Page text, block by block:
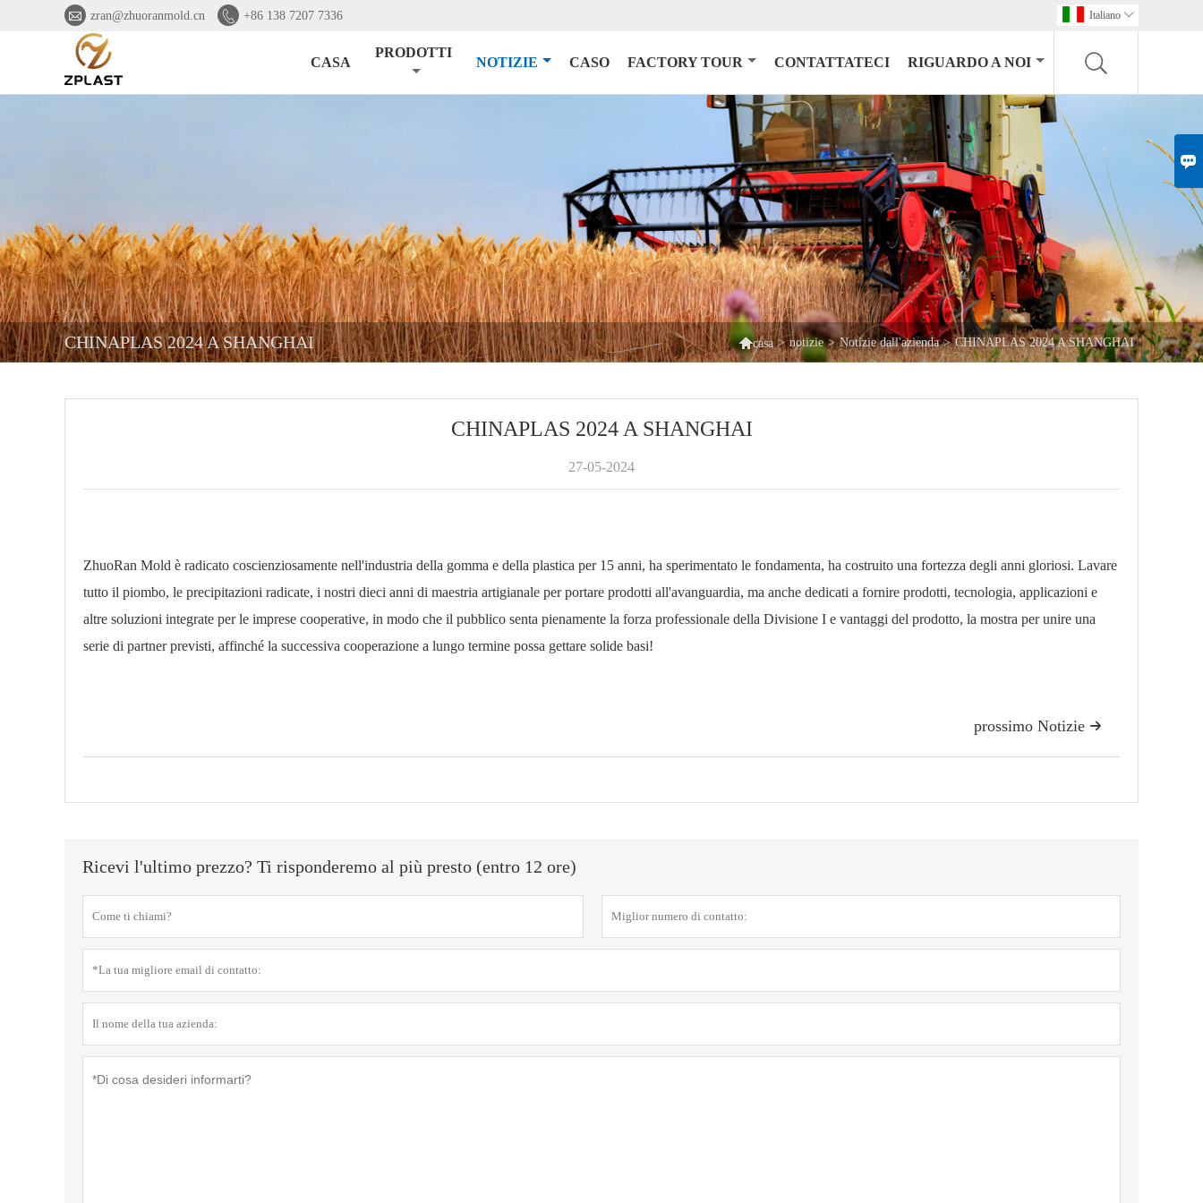

 zran@zhuoranmold.cn  +86 138 7207 7336 Italiano 
CASA
PRODOTTI
NOTIZIE CASO FACTORY TOUR CONTATTATECI RIGUARDO A NOI
CHINAPLAS 2024 A SHANGHAI casa > notizie > Notizie dall'azienda > CHINAPLAS 2024 A SHANGHAI
CHINAPLAS 2024 A SHANGHAI
27-05-2024
ZhuoRan Mold è radicato coscienziosamente nell'industria della gomma e della plastica per 15 anni, ha sperimentato le fondamenta, ha costruito una fortezza degli anni gloriosi. Lavare
tutto il piombo, le precipitazioni radicate, i nostri dieci anni di maestria artigianale per portare prodotti all'avanguardia, ma anche dedicati a fornire prodotti, tecnologia, applicazioni e
altre soluzioni integrate per le imprese cooperative, in modo che il pubblico senta pienamente la forza professionale della Divisione I e vantaggi del prodotto, la mostra per unire una
serie di partner previsti, affinché la successiva cooperazione a lungo termine possa gettare solide basi!

prossimo Notizie
Ricevi l'ultimo prezzo? Ti risponderemo al più presto (entro 12 ore)